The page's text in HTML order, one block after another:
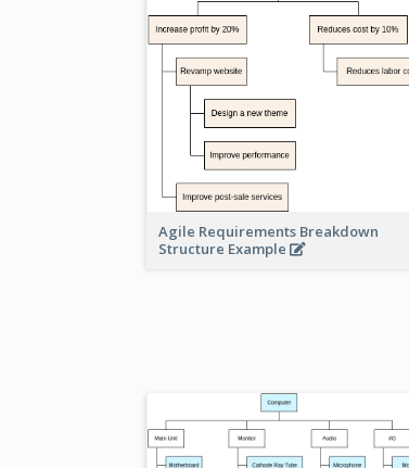
Agile Requirements Breakdown
Structure Example